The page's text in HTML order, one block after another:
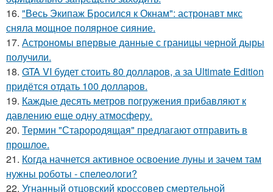
16. "Весь Экипаж Бросился к Окнам": астронавт мкс
сняла мощное полярное сияние.
17. Астрономы впервые данные с границы черной дыры
получили.
18. GTA VI будет стоить 80 долларов, а за Ultimate Edition
придётся отдать 100 долларов.
19. Каждые десять метров погружения прибавляют к
давлению еще одну атмосферу.
20. Термин "Старородящая" предлагают отправить в
прошлое.
21. Когда начнется активное освоение луны и зачем там
нужны роботы - спелеологи?
22. Угнанный отцовский кроссовер смертельной